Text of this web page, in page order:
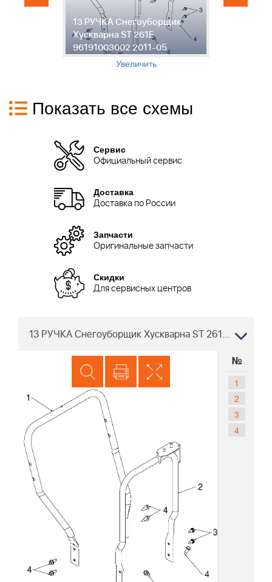
13 РУЧКА Снегоуборщик
Хускварна ST 261E
96191003002 2011-05
Увеличить
Показать все схемы
Сервис
Официальный сервис
Доставка
Доставка по России
Запчасти
Оригинальные запчасти
Скидки
Для сервисных центров
13 РУЧКА Снегоуборщик Хускварна ST 261E 96191003002 2011-05
№
1
2
3
4